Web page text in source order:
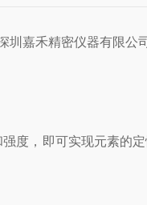
嘉禾精密仪器有限公
度，即可实现元素的